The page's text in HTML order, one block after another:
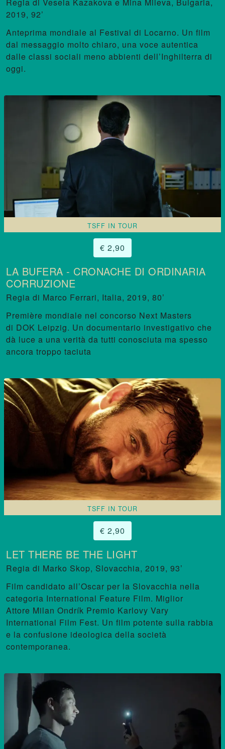
2019, 92’
Anteprima mondiale al Festival di Locarno. Un film
dal messaggio molto chiaro, una voce autentica
dalle classi sociali meno abbienti dell’Inghilterra di
oggi.
TSFF IN TOUR
€ 2,90
LA BUFERA - CRONACHE DI ORDINARIA
CORRUZIONE
Marco Ferrari, Italia, 2019, 80’
Première mondiale nel concorso Next Masters
di DOK Leipzig. Un documentario investigativo che
dà luce a una verità da tutti conosciuta ma spesso
ancora troppo taciuta
TSFF IN TOUR
€ 2,90
LET THERE BE THE LIGHT
Marko Skop, Slovacchia, 2019, 93’
Film candidato all’Oscar per la Slovacchia nella
categoria International Feature Film. Miglior
Attore Milan Ondrík Premio Karlovy Vary
International Film Fest. Un film potente sulla rabbia
e la confusione ideologica della società
contemporanea.